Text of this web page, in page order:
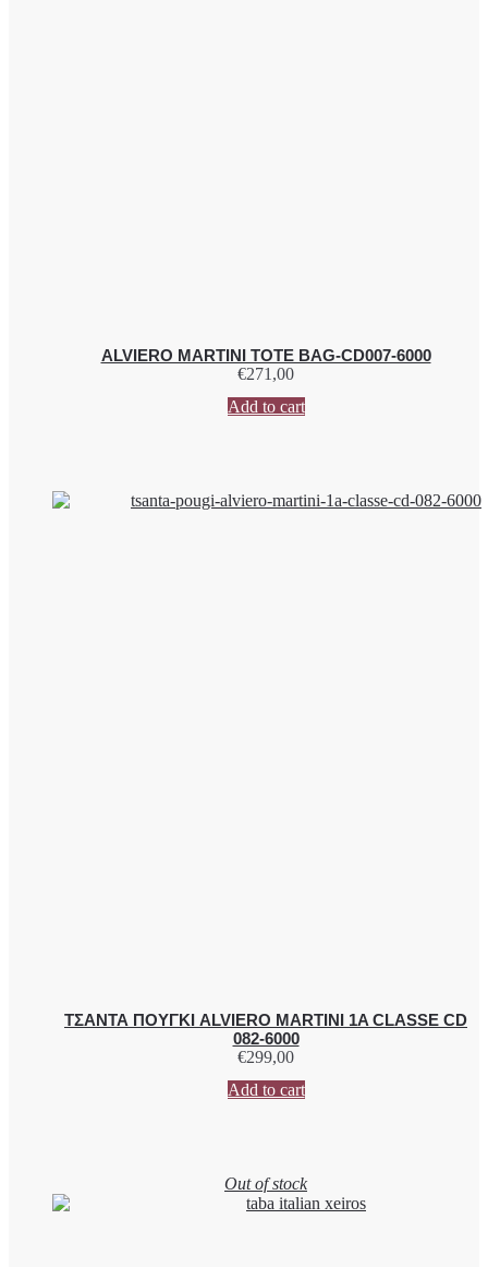
ALVIERO MARTINI TOTE BAG-CD007-6000
€271,00
Add to cart
ΤΣΑΝΤΑ ΠΟΥΓΚΙ ALVIERO MARTINI 1A CLASSE CD
082-6000
€299,00
Add to cart
Out of stock